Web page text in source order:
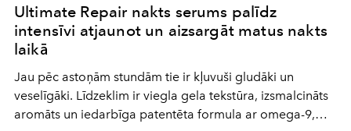
Ultimate Repair nakts serums palīdz
intensīvi atjaunot un aizsargāt matus nakts
laikā
Jau pēc astoņām stundām tie ir kļuvuši gludāki un
veselīgāki. Līdzeklim ir viegla gela tekstūra, izsmalcināts
aromāts un iedarbīga patentēta formula ar omega-9,